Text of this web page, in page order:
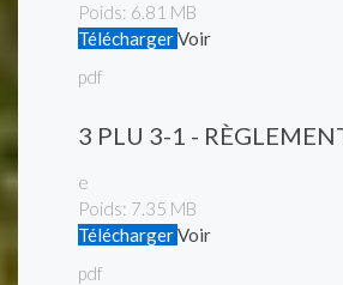
Poids: 6.81 MB
TéléchargerVoir
pdf
3 PLU 3-1 -
e
Poids: 7.35 MB
TéléchargerVoir
pdf